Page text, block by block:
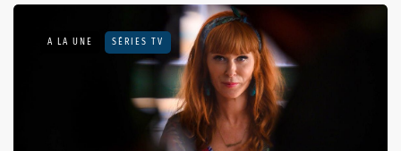
A LA UNE SÉRIES TV